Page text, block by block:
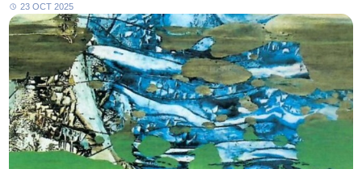
23 OCT 2025